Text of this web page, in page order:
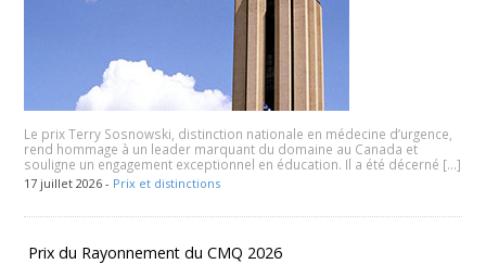
Le prix Terry Sosnowski, distinction nationale en médecine d’urgence,
rend hommage à un leader marquant du domaine au Canada et
souligne un engagement exceptionnel en éducation. Il a été décerné […]
17 juillet 2026 - Prix et distinctions
​ Prix du Rayonnement du CMQ 2026